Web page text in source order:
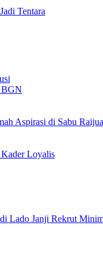
Tentara
BGN
Aspirasi di Sabu Raijua
Loyalis
Lado Janji Rekrut